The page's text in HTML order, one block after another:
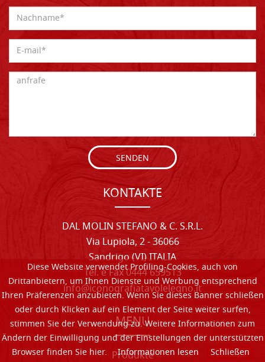
Diese Website verwendet Profiling-Cookies, auch von
Drittanbietern, um Ihnen Dienste und Werbung entsprechend
Ihren Präferenzen anzubieten. Wenn Sie dieses Banner schließen
oder durch Klicken auf ein Element der Seite weiter surfen,
stimmen Sie der Verwendung zu. Weitere Informationen zum
Ändern der Einwilligung und der Einstellungen der unterstützten
Browser finden Sie hier.
Informationen lesen Schließen
SENDEN
KONTAKTE
DAL MOLIN STEFANO & C. S.R.L.
Via Lupiola, 2 - 36066
Sandrigo (VI) ITALIA
Tel. e Fax 0444 659513
info@iconografiatavolelegno.it
MENU
Produkte